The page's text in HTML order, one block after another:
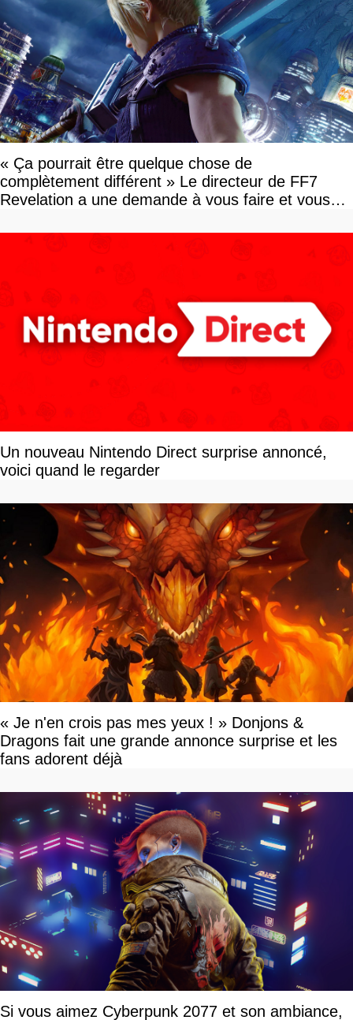
« Ça pourrait être quelque chose de
complètement différent » Le directeur de FF7
Revelation a une demande à vous faire et vous
Un nouveau Nintendo Direct surprise annoncé,
voici quand le regarder
« Je n'en crois pas mes yeux ! » Donjons &
Dragons fait une grande annonce surprise et les
fans adorent déjà
Si vous aimez Cyberpunk 2077 et son ambiance,